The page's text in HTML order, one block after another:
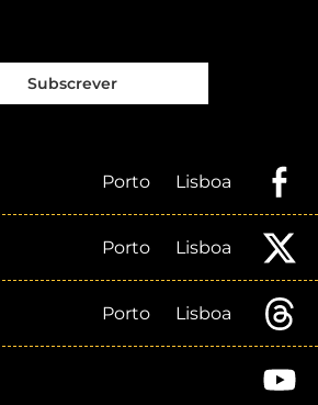
Subscrever
Porto Lisboa
Porto Lisboa
Porto Lisboa